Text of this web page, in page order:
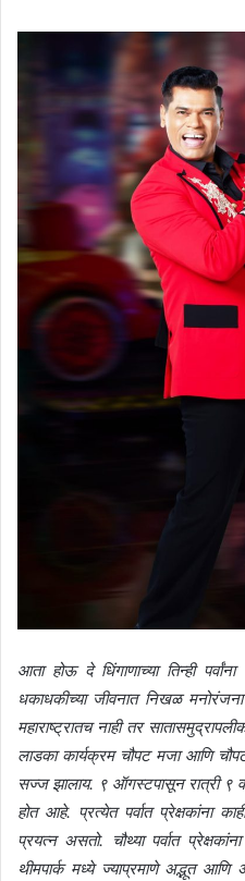
आता होऊ दे धिंगाणाच्या तिन्ही
धकाधकीच्या जीवनात निखळ
महाराष्ट्रातच नाही तर
लाडका कार्यक्रम चौपट मजा आणि
सज्ज झालाय. ९ ऑगस्टपासून रात्री ९
होत आहे. प्रत्येत पर्वात प्रेक्षकांना
प्रयत्न असतो. चौथ्या पर्वात
थीमपार्क मध्ये ज्याप्रमाणे अद्भूत